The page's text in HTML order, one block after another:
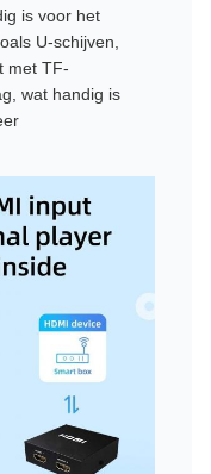
is voor het
U-schijven,
met TF-
wat handig is